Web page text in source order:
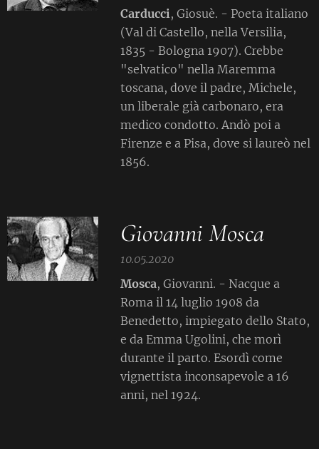
Carducci, Giosuè. - Poeta italiano
(Val di Castello, nella Versilia,
1835 - Bologna 1907). Crebbe
"selvatico" nella Maremma
toscana, dove il padre, Michele,
un liberale già carbonaro, era
medico condotto. Andò poi a
Firenze e a Pisa, dove si laureò nel
1856.
Giovanni Mosca
10.05.2020
Mosca, Giovanni. - Nacque a
Roma il 14 luglio 1908 da
Benedetto, impiegato dello Stato,
e da Emma Ugolini, che morì
durante il parto. Esordì come
vignettista inconsapevole a 16
anni, nel 1924.